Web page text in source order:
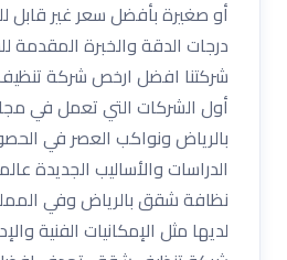
أو صغيرة بأفضل سعر غير قابل
درجات الدقة والخبرة المقدمة
شركتنا افضل ارخص شركة
أول الشركات التي تعمل في
بالرياض ونواكب العصر في
الدراسات والأساليب الجديدة
نظافة شقق بالرياض وفي
لديها مثل الإمكانيات الفنية